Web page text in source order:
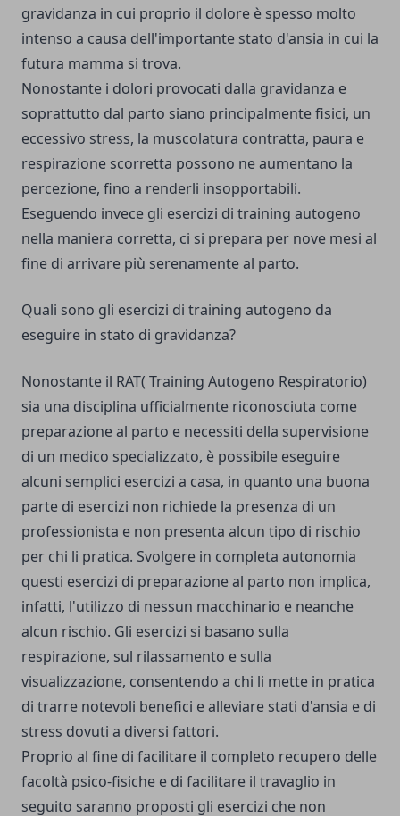
gravidanza in cui proprio il dolore è spesso molto
intenso a causa dell'importante stato d'ansia in cui la
futura mamma si trova.
Nonostante i dolori provocati dalla gravidanza e
soprattutto dal parto siano principalmente fisici, un
eccessivo stress, la muscolatura contratta, paura e
respirazione scorretta possono ne aumentano la
percezione, fino a renderli insopportabili.
Eseguendo invece gli esercizi di training autogeno
nella maniera corretta, ci si prepara per nove mesi al
fine di arrivare più serenamente al parto.
Quali sono gli esercizi di training autogeno da
eseguire in stato di gravidanza?
Nonostante il RAT( Training Autogeno Respiratorio)
sia una disciplina ufficialmente riconosciuta come
preparazione al parto e necessiti della supervisione
di un medico specializzato, è possibile eseguire
alcuni semplici esercizi a casa, in quanto una buona
parte di esercizi non richiede la presenza di un
professionista e non presenta alcun tipo di rischio
per chi li pratica. Svolgere in completa autonomia
questi esercizi di preparazione al parto non implica,
infatti, l'utilizzo di nessun macchinario e neanche
alcun rischio. Gli esercizi si basano sulla
respirazione, sul rilassamento e sulla
visualizzazione, consentendo a chi li mette in pratica
di trarre notevoli benefici e alleviare stati d'ansia e di
stress dovuti a diversi fattori.
Proprio al fine di facilitare il completo recupero delle
facoltà psico-fisiche e di facilitare il travaglio in
seguito saranno proposti gli esercizi che non